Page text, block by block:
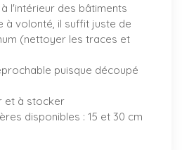
l'intérieur des bâtiments
à volonté, il suffit juste de
(nettoyer les traces et
puisque découpé
et à stocker
disponibles : 15 et 30 cm